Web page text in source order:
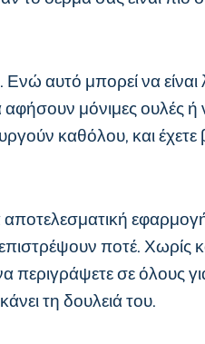
αυτό μπορεί να
αφήσουν μόνιμες ουλές
καθόλου, και έχετε
αποτελεσματική
ποτέ.
περιγράψετε σε όλους
τη δουλειά του.